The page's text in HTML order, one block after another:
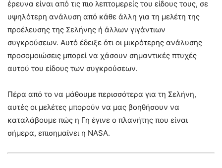
έρευνα είναι από τις πιο λεπτομερείς του είδους τους, σε
υψηλότερη ανάλυση από κάθε άλλη για τη μελέτη της
προέλευσης της Σελήνης ή άλλων γιγάντιων
συγκρούσεων. Αυτό έδειξε ότι οι μικρότερης ανάλυσης
προσομοιώσεις μπορεί να χάσουν σημαντικές πτυχές
αυτού του είδους των συγκρούσεων.
Πέρα από το να μάθουμε περισσότερα για τη Σελήνη,
αυτές οι μελέτες μπορούν να μας βοηθήσουν να
καταλάβουμε πώς η Γη έγινε ο πλανήτης που είναι
σήμερα, επισημαίνει η ΝΑSA.